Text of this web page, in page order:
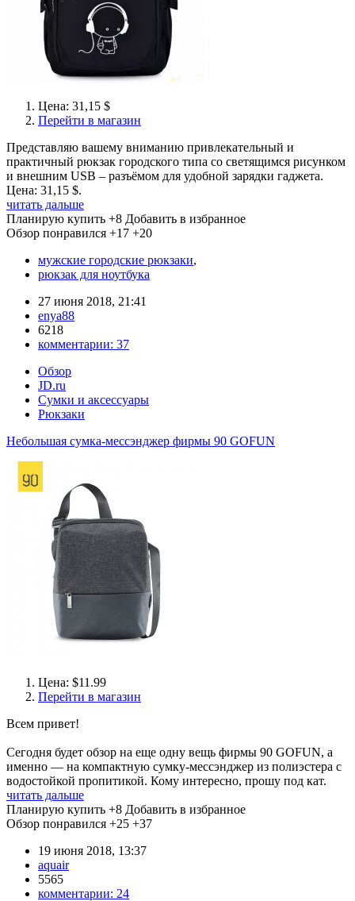
Цена: 31,15 $
Перейти в магазин
Представляю вашему вниманию привлекательный и
практичный рюкзак городского типа со светящимся рисунком
и внешним USB – разъёмом для удобной зарядки гаджета.
Цена: 31,15 $.
читать дальше
Планирую купить +8 Добавить в избранное
Обзор понравился +17 +20
мужские городские рюкзаки,
рюкзак для ноутбука
27 июня 2018, 21:41
enya88
6218
комментарии: 37
Обзор
JD.ru
Сумки и аксессуары
Рюкзаки
Небольшая сумка-мессэнджер фирмы 90 GOFUN
Цена: $11.99
Перейти в магазин
Всем привет!
Сегодня будет обзор на еще одну вещь фирмы 90 GOFUN, а
именно — на компактную сумку-мессэнджер из полиэстера с
водостойкой пропитикой. Кому интересно, прошу под кат.
читать дальше
Планирую купить +8 Добавить в избранное
Обзор понравился +25 +37
19 июня 2018, 13:37
aquair
5565
комментарии: 24